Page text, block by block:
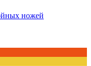
ножей